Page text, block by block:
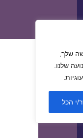
שלך,
שלנו.
י הכל